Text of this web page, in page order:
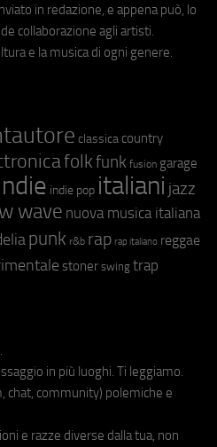
in redazione, e appena può, lo
collaborazione agli artisti.
e la musica di ogni genere.
classica country
folkfunk fusion garage
indie pop italiani jazz
wave nuova musica italiana
punk r&b rap rap italiano reggae
stoner swing trap
in più luoghi. Ti leggiamo.
chat, community) polemiche e
e razze diverse dalla tua, non